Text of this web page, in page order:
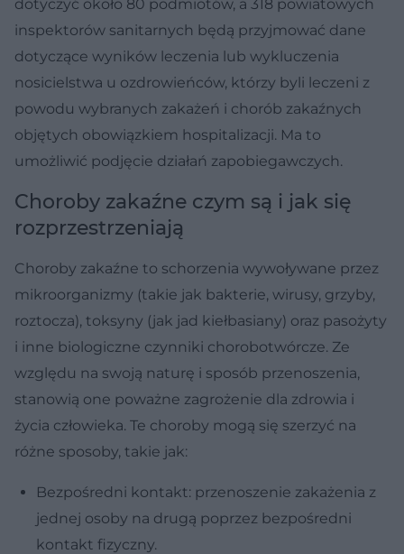
dotyczyć około 80 podmiotów, a 318 powiatowych
inspektorów sanitarnych będą przyjmować dane
dotyczące wyników leczenia lub wykluczenia
nosicielstwa u ozdrowieńców, którzy byli leczeni z
powodu wybranych zakażeń i chorób zakaźnych
objętych obowiązkiem hospitalizacji. Ma to
umożliwić podjęcie działań zapobiegawczych.
Choroby zakaźne czym są i jak się
rozprzestrzeniają
Choroby zakaźne to schorzenia wywoływane przez
mikroorganizmy (takie jak bakterie, wirusy, grzyby,
roztocza), toksyny (jak jad kiełbasiany) oraz pasożyty
i inne biologiczne czynniki chorobotwórcze. Ze
względu na swoją naturę i sposób przenoszenia,
stanowią one poważne zagrożenie dla zdrowia i
życia człowieka. Te choroby mogą się szerzyć na
różne sposoby, takie jak:
Bezpośredni kontakt: przenoszenie zakażenia z
jednej osoby na drugą poprzez bezpośredni
kontakt fizyczny.